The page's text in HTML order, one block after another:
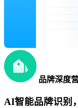
品牌深度
AI智能品牌识别